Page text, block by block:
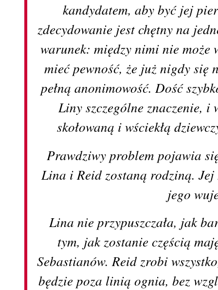
kandydatem, aby być jej
zdecydowanie jest chętny na
warunek: między nimi nie może
mieć pewność, że już nigdy się
pełną anonimowość. Dość
Liny szczególne znaczenie,
skołowaną i wściekłą
Prawdziwy problem pojawia
Lina i Reid zostaną rodziną.
jego
Lina nie przypuszczała, jak
tym, jak zostanie częścią
Sebastianów. Reid zrobi
będzie poza linią ognia, bez